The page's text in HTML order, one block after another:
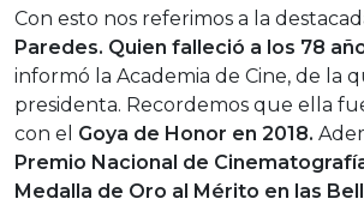
Con esto nos referimos a la
Paredes. Quien falleció a los 78
informó la Academia de Cine, de la
presidenta. Recordemos que ella
con el Goya de Honor en 2018.
Premio Nacional de
Medalla de Oro al Mérito en las